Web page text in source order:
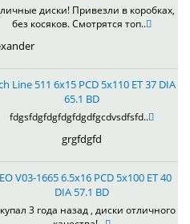
диски! Привезли в коробках,
без косяков. Смотрятся топ..
Line 511 6x15 PCD 5x110 ET 37 DIA
65.1 BD
fdgsfdgfdgfdgfdgdfgcdvsdfsfd..
grgfdgfd
V03-1665 6.5x16 PCD 5x100 ET 40
DIA 57.1 BD
3 года назад , диски отличного